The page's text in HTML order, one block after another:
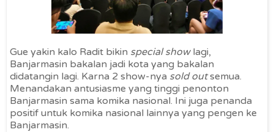
Gue yakin kalo Radit bikin special showlagi,
Banjarmasin bakalan jadi kota yang bakalan
didatangin lagi. Karna 2 show-nya sold outsemua.
Menandakan antusiasme yang tinggi penonton
Banjarmasin sama komika nasional. Ini juga penanda
positif untuk komika nasional lainnya yang pengen ke
Banjarmasin.